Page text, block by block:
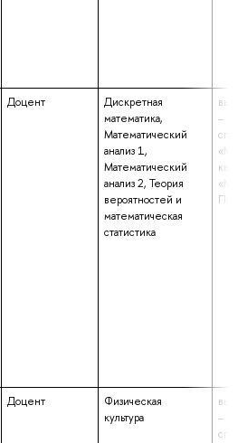
Доцент
Дискретная
математика,
Математический
анализ 1,
Математический
анализ 2, Теория
вероятностей и
математическая
статистика
–
Доцент
Физическая
культура
–